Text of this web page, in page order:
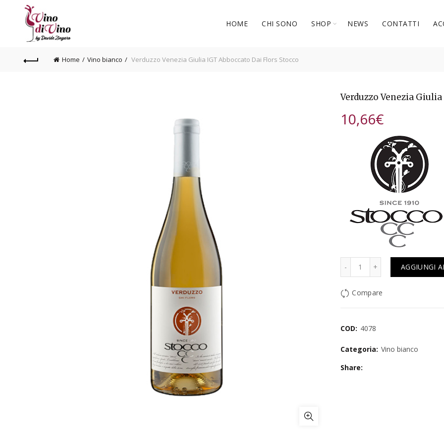
HOME CHI SONO SHOP NEWS CONTATTI
Home Vino bianco Verduzzo Venezia Giulia IGT Abboccato Dai Flors Stocco
Verduzzo Venezia
10,66€
AGGIUNGI
Compare
COD: 4078
Categoria: Vino bianco
Share